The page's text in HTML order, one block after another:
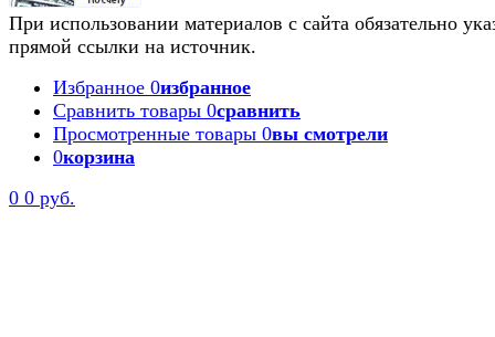
При использовании материалов с сайта обязательно
прямой ссылки на источник.
Избранное 0избранное
Сравнить товары 0сравнить
Просмотренные товары 0вы смотрели
0корзина
0 0 руб.